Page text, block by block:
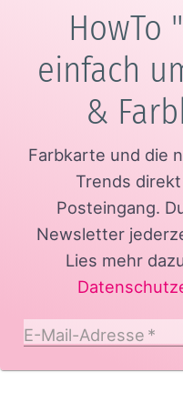
HowTo
einfach
&
Farbkarte und die
Trends
Posteingang.
Newsletter
Lies mehr
E-Mail-Adresse *